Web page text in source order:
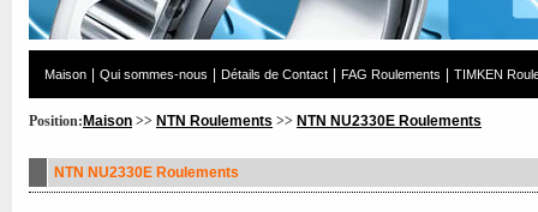
Maison Qui sommes-nous Détails de Contact FAG Roulements TIMKEN
Position: Maison >> NTN Roulements >> NTN NU2330E Roulements
NTN NU2330E Roulements